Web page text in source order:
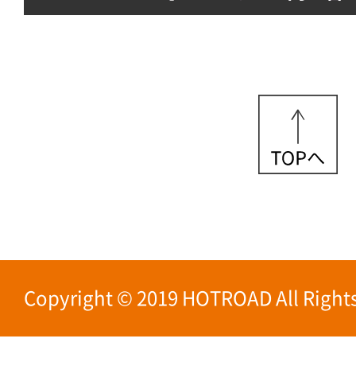
Copyright © 2019 HOTROAD All